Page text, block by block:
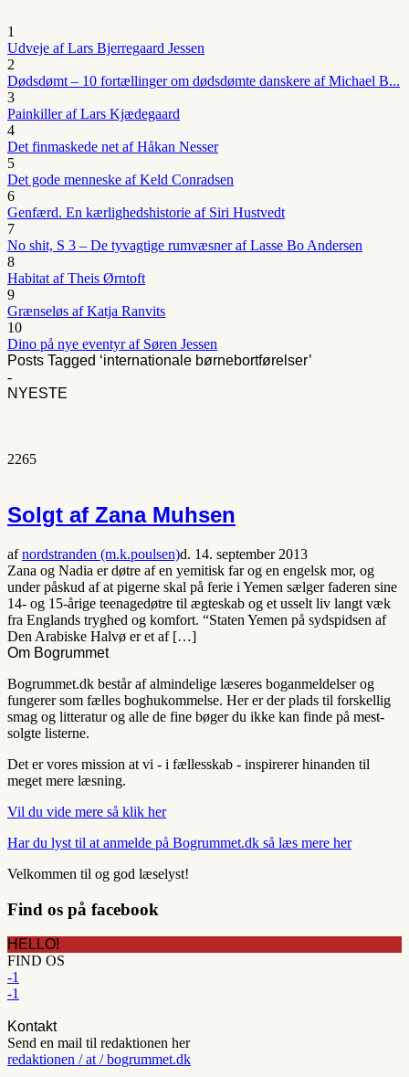
1
Udveje af Lars Bjerregaard Jessen
2
Dødsdømt – 10 fortællinger om dødsdømte danskere af Michael B...
3
Painkiller af Lars Kjædegaard
4
Det finmaskede net af Håkan Nesser
5
Det gode menneske af Keld Conradsen
6
Genfærd. En kærlighedshistorie af Siri Hustvedt
7
No shit, S 3 – De tyvagtige rumvæsner af Lasse Bo Andersen
8
Habitat af Theis Ørntoft
9
Grænseløs af Katja Ranvits
10
Dino på nye eventyr af Søren Jessen
Posts Tagged ‘internationale børnebortførelser’
-
NYESTE
2265
Solgt af Zana Muhsen
afnordstranden (m.k.poulsen)d. 14. september 2013
Zana og Nadia er døtre af en yemitisk far og en engelsk mor, og
under påskud af at pigerne skal på ferie i Yemen sælger faderen sine
14- og 15-årige teenagedøtre til ægteskab og et usselt liv langt væk
fra Englands tryghed og komfort. “Staten Yemen på sydspidsen af
Den Arabiske Halvø er et af […]
Om Bogrummet
Bogrummet.dk består af almindelige læseres boganmeldelser og
fungerer som fælles boghukommelse. Her er der plads til forskellig
smag og litteratur og alle de fine bøger du ikke kan finde på mest-
solgte listerne.
Det er vores mission at vi - i fællesskab - inspirerer hinanden til
meget mere læsning.
Vil du vide mere så klik her
Har du lyst til at anmelde på Bogrummet.dk så læs mere her
Velkommen til og god læselyst!
Find os på facebook
HELLO!
FIND OS
-1
-1
Kontakt
Send en mail til redaktionen her
redaktionen / at / bogrummet.dk